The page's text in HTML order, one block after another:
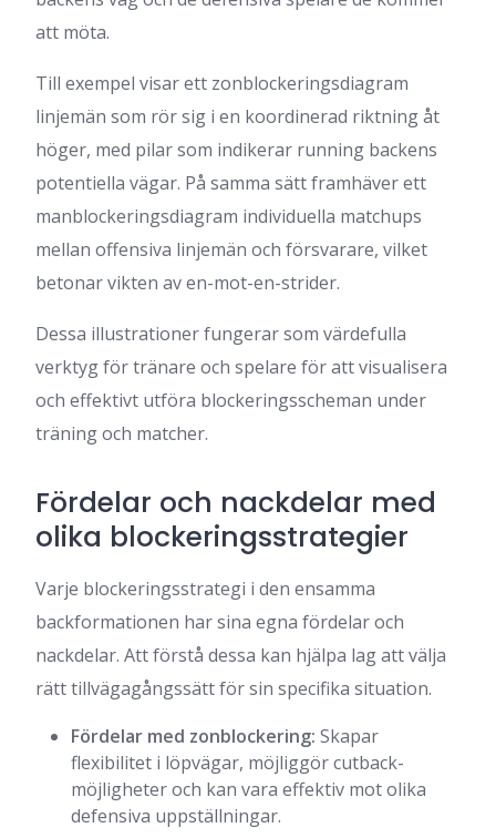
att möta.
Till exempel visar ett zonblockeringsdiagram
linjemän som rör sig i en koordinerad riktning åt
höger, med pilar som indikerar running backens
potentiella vägar. På samma sätt framhäver ett
manblockeringsdiagram individuella matchups
mellan offensiva linjemän och försvarare, vilket
betonar vikten av en-mot-en-strider.
Dessa illustrationer fungerar som värdefulla
verktyg för tränare och spelare för att visualisera
och effektivt utföra blockeringsscheman under
träning och matcher.
Fördelar och nackdelar med
olika blockeringsstrategier
Varje blockeringsstrategi i den ensamma
backformationen har sina egna fördelar och
nackdelar. Att förstå dessa kan hjälpa lag att välja
rätt tillvägagångssätt för sin specifika situation.
Fördelar med zonblockering: Skapar
flexibilitet i löpvägar, möjliggör cutback-
möjligheter och kan vara effektiv mot olika
defensiva uppställningar.